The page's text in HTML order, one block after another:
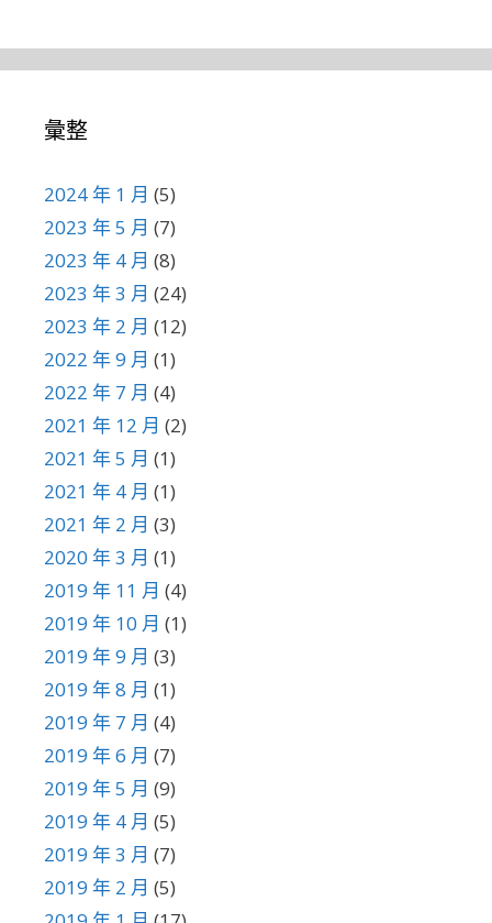
彙整
2024 年 1 月 (5)
2023 年 5 月 (7)
2023 年 4 月 (8)
2023 年 3 月 (24)
2023 年 2 月 (12)
2022 年 9 月 (1)
2022 年 7 月 (4)
2021 年 12 月 (2)
2021 年 5 月 (1)
2021 年 4 月 (1)
2021 年 2 月 (3)
2020 年 3 月 (1)
2019 年 11 月 (4)
2019 年 10 月 (1)
2019 年 9 月 (3)
2019 年 8 月 (1)
2019 年 7 月 (4)
2019 年 6 月 (7)
2019 年 5 月 (9)
2019 年 4 月 (5)
2019 年 3 月 (7)
2019 年 2 月 (5)